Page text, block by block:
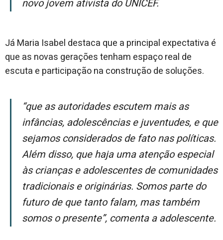
novo jovem ativista do UNICEF.
Já Maria Isabel destaca que a principal expectativa é
que as novas gerações tenham espaço real de
escuta e participação na construção de soluções.
“Que as autoridades escutem mais as
infâncias, adolescências e juventudes, e que
sejamos considerados de fato nas políticas.
Além disso, que haja uma atenção especial
às crianças e adolescentes de comunidades
tradicionais e originárias. Somos parte do
futuro de que tanto falam, mas também
somos o presente”, comenta a adolescente.